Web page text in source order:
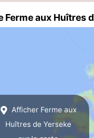
Ferme aux Huîtres
Afficher Ferme aux
Huîtres de Yerseke